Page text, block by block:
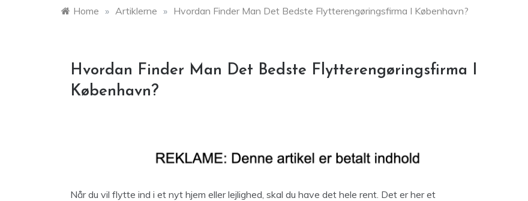
Home » Artiklerne » Hvordan Finder Man Det Bedste Flytterengøringsfirma I København?
Hvordan Finder Man Det Bedste Flytterengøringsfirma I
København?
Når du vil flytte ind i et nyt hjem eller lejlighed, skal du have det hele rent. Det er her et